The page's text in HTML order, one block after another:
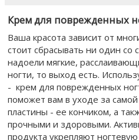
Крем для поврежденных
Ваша красота зависит от
стоит сбрасывать ни один со
надоели мягкие,
ногти, то выход есть.
- крем для поврежденных
поможет вам в уходе за
пластины - ее кончиком, а
прочными и здоровыми.
продукта укрепляют